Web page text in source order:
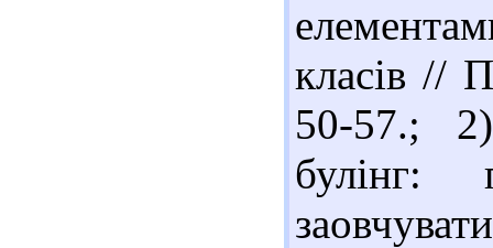
класів //
50-57.;
булінг: